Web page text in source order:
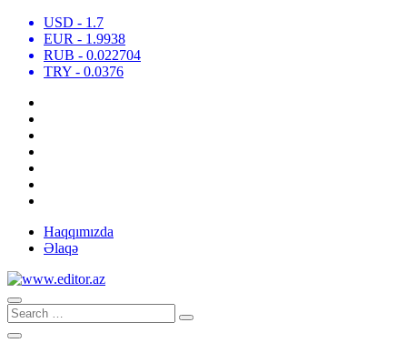
USD - 1.7
EUR - 1.9938
RUB - 0.022704
TRY - 0.0376
Haqqımızda
Əlaqə